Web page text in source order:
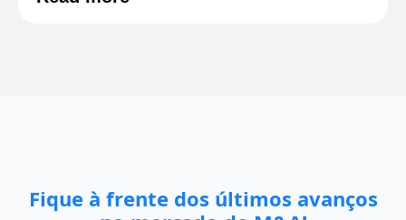
Fique à frente dos últimos avanços